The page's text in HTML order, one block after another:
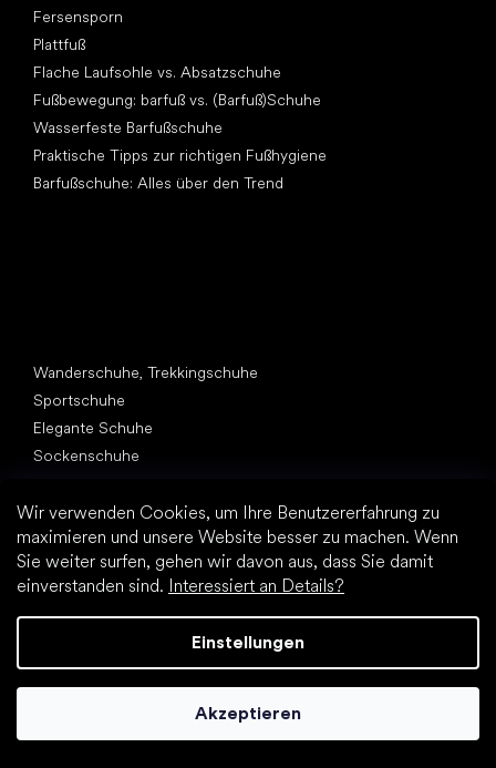
Wir verwenden Cookies, um Ihre Benutzererfahrung zu
maximieren und unsere Website besser zu machen. Wenn
Sie weiter surfen, gehen wir davon aus, dass Sie damit
einverstanden sind. Interessiert an Details?
Einstellungen
Akzeptieren
Fersensporn
Plattfuß
Flache Laufsohle vs. Absatzschuhe
Fußbewegung: barfuß vs. (Barfuß)Schuhe
Wasserfeste Barfußschuhe
Praktische Tipps zur richtigen Fußhygiene
Barfußschuhe: Alles über den Trend
Wanderschuhe, Trekkingschuhe
Sportschuhe
Elegante Schuhe
Sockenschuhe
Be Lenka
Vivobarefoot
Groundies
Schuhe für Fitnessstudio